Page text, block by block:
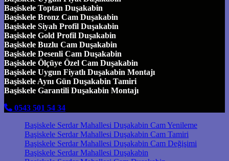
Başiskele Toptan Duşakabin
Başiskele Bronz Cam Duşakabin
Başiskele Siyah Profil Duşakabin
Başiskele Gold Profil Duşakabin
Başiskele Buzlu Cam Duşakabin
Başiskele Desenli Cam Duşakabin
Başiskele Ölçüye Özel Cam Duşakabin
Başiskele Uygun Fiyatlı Duşakabin Montajı
Başiskele Aynı Gün Duşakabin Tamiri
Başiskele Garantili Duşakabin Montajı
0543 501 54 34
Başiskele Serdar Mahallesi Duşakabin Cam Yenileme
Başiskele Serdar Mahallesi Duşakabin Cam Tamiri
Başiskele Serdar Mahallesi Duşakabin Cam Değişimi
Başiskele Serdar Mahallesi Duşakabin